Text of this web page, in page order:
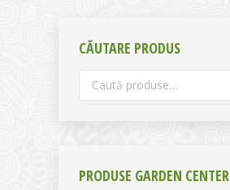
CĂUTARE PRODUS
PRODUSE GARDEN CENTER